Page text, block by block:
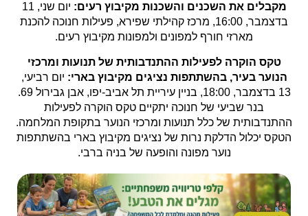
מקבלים את השכנים והשכנות מקיבוץ רעים:
יום שני, 11
בדצמבר, 16:00, מרכז קהילתי שפירא, פעילות חנוכה להכנת
מארזי חורף למפונים ולמפונות מקיבוץ רעים.
טקס הוקרה לפעילות ההתנדבותית של תנועות ומרכזי
הנוער בעיר, בהשתתפות נציגים מקיבוץ בארי: יום רביעי,
13 בדצמבר, 18:00, בניין עיריית תל אביב-יפו, אבן גבירול 69.
בנר שביעי של חנוכה יתקיים טקס הוקרה לפעילות
ההתנדבותית של כלל תנועות ומרכזי הנוער בתקופת המלחמה.
הטקס יכלול הדלקת נרות של נציגים מקיבוץ בארי בהשתתפות
נוער מפונה והופעה של בניה ברבי.